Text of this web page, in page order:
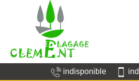
indisponible